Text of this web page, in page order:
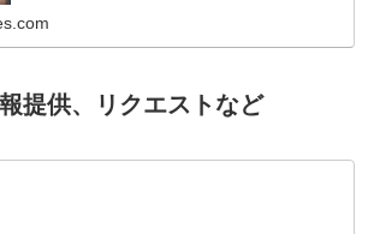
提供、リクエストなど